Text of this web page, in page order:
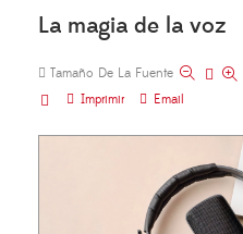
La magia de la voz
Tamaño De La Fuente
Imprimir
Email